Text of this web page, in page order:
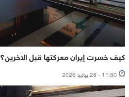
كيف خسرت إيران معركتها قبل الآخرين؟
11:30 - 28 يوليو 2026